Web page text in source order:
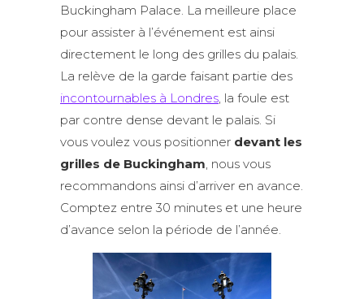
Buckingham Palace. La meilleure place
pour assister à l’événement est ainsi
directement le long des grilles du palais.
La relève de la garde faisant partie des
incontournables à Londres , la foule est
par contre dense devant le palais. Si
vous voulez vous positionner devant les
grilles de Buckingham , nous vous
recommandons ainsi d’arriver en avance.
Comptez entre 30 minutes et une heure
d’avance selon la période de l’année.